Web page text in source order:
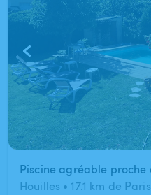
Houilles • 17.1 km de Paris